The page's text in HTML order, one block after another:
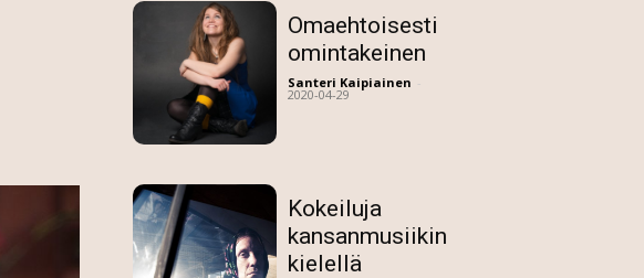
Omaehtoisesti
omintakeinen
Santeri Kaipiainen -
2020-04-29
Kokeiluja
kansanmusiikin
kielellä